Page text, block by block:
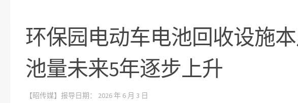
环保园电动车电池回收设施
池量未来5年逐步上升
【昭传媒】报导日期： 2026 年 6 月 3 日